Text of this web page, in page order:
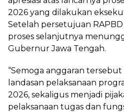
2026 yang dilakukan
Setelah persetujuan RAPBD
proses selanjutnya
Gubernur Jawa Tengah.
“Semoga anggaran
landasan pelaksanaan
2026, sekaligus menjadi
pelaksanaan tugas dan